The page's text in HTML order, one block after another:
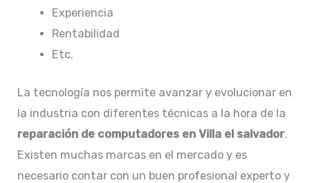
Experiencia
Rentabilidad
Etc.
La tecnología nos permite avanzar y evolucionar en
la industria con diferentes técnicas a la hora de la
reparación de computadores en Villa el salvador.
Existen muchas marcas en el mercado y es
necesario contar con un buen profesional experto y